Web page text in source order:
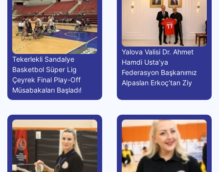
Tekerlekli Sandalye
Basketbol Süper Lig
Çeyrek Final Play-Off
Müsabakaları Başladı!
Yalova Valisi Dr. Ahmet
Hamdi Usta’ya
Federasyon Başkanımız
Alpaslan Erkoç’tan Ziy